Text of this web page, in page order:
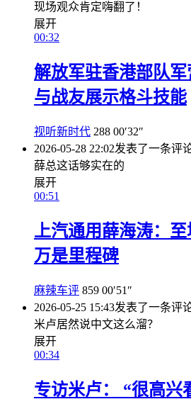
现场观众肯定嗨翻了！
展开
00:32
解放军驻香港部队
与战友展示格斗技能
视听新时代 288 00′32″
2026-05-28 22:02发表了一条评
薛总这话够实在的
展开
00:51
上汽通用薛海涛：
万是里程碑
麻辣车评 859 00′51″
2026-05-25 15:43发表了一条评
米卢居然说中文这么溜？
展开
00:34
专访米卢： “很高兴